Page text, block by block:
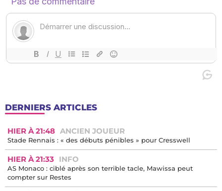
DERNIERS ARTICLES
HIER À 21:48 ANCIEN JOUEUR
Stade Rennais : « des débuts pénibles » pour Cresswell
HIER À 21:33 INFO
AS Monaco : ciblé après son terrible tacle, Mawissa peut
compter sur Restes